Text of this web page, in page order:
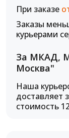
При заказе
Заказы
курьерами
За МКАД,
Москва"
Наша
доставляет
стоимость